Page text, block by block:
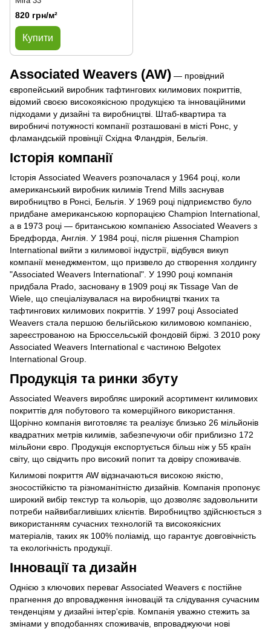
820 грн/м²
Купити
Associated Weavers (AW) — провідний
європейський виробник тафтингових килимових покриттів,
відомий своєю високоякісною продукцією та інноваційними
підходами у дизайні та виробництві. Штаб-квартира та
виробничі потужності компанії розташовані в місті Ронс, у
фламандській провінції Східна Фландрія, Бельгія.
Історія компанії
Історія Associated Weavers розпочалася у 1964 році, коли
американський виробник килимів Trend Mills заснував
виробництво в Ронсі, Бельгія. У 1969 році підприємство було
придбане американською корпорацією Champion International,
а в 1973 році — британською компанією Associated Weavers з
Бредфорда, Англія. У 1984 році, після рішення Champion
International вийти з килимової індустрії, відбувся викуп
компанії менеджментом, що призвело до створення холдингу
"Associated Weavers International". У 1990 році компанія
придбала Prado, засновану в 1909 році як Tissage Van de
Wiele, що спеціалізувалася на виробництві тканих та
тафтингових килимових покриттів. У 1997 році Associated
Weavers стала першою бельгійською килимовою компанією,
зареєстрованою на Брюссельській фондовій біржі. З 2010 року
Associated Weavers International є частиною Belgotex
International Group.
Продукція та ринки збуту
Associated Weavers виробляє широкий асортимент килимових
покриттів для побутового та комерційного використання.
Щорічно компанія виготовляє та реалізує близько 26 мільйонів
квадратних метрів килимів, забезпечуючи обіг приблизно 172
мільйони євро. Продукція експортується більш ніж у 55 країн
світу, що свідчить про високий попит та довіру споживачів.
Килимові покриття AW відзначаються високою якістю,
зносостійкістю та різноманітністю дизайнів. Компанія пропонує
широкий вибір текстур та кольорів, що дозволяє задовольнити
потреби найвибагливіших клієнтів. Виробництво здійснюється з
використанням сучасних технологій та високоякісних
матеріалів, таких як 100% поліамід, що гарантує довговічність
та екологічність продукції.
Інновації та дизайн
Однією з ключових переваг Associated Weavers є постійне
прагнення до впровадження інновацій та слідування сучасним
тенденціям у дизайні інтер'єрів. Компанія уважно стежить за
змінами у вподобаннях споживачів, впроваджуючи нові